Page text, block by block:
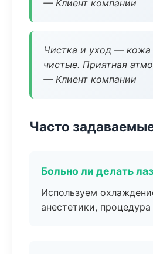
— Клиент компании
Чистка и уход —
чистые. Приятная
— Клиент компании
Часто
Больно ли делать
Используем
анестетики,